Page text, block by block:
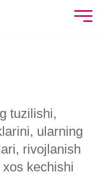
tuzilishi,
ularning
rivojlanish
kechishi